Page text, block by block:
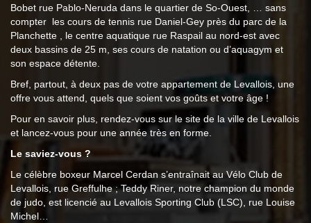
Bobet rue Pablo-Neruda dans le quartier de So-Ouest, … sans
compter les cours de tennis rue Daniel-Gey près du parc de la
Planchette , le centre aquatique rue Raspail au nord-est avec
deux bassins de 25 m, ses cours de natation ou d’aquagym et
son espace détente.
Bref, partout, à deux pas de votre appartement de Levallois, une
offre vous attend, quels que soient vos goûts et votre âge !
Pour en savoir plus, rendez-vous sur le site de la ville de Levallois
et lancez-vous pour une année très en forme.
Le saviez-vous ?
Le célèbre boxeur Marcel Cerdan s’entraînait au Vélo Club de
Levallois, rue Greffulhe ; Teddy Riner, notre champion du monde
de judo, est licencié au Levallois Sporting Club (LSC), rue Louise
Michel…